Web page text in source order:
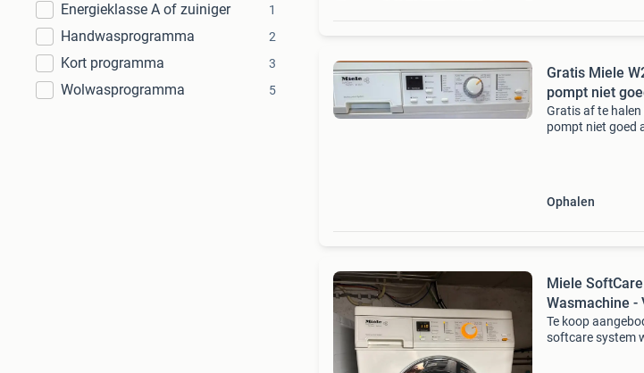
Energieklasse A of zuiniger
1
Handwasprogramma 2
Kort programma 3
Wolwasprogramma 5
Gratis Miele
pompt niet
Gratis af te
pompt niet goed
Ophalen
Miele
Wasmachine -
Te koop
softcare system